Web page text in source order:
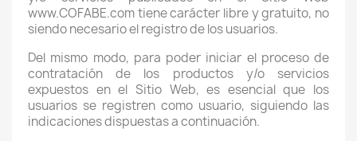
www.COFABE.com tiene carácter libre y gratuito, no
siendo necesario el registro de los usuarios.
Del mismo modo, para poder iniciar el proceso de
contratación de los productos y/o servicios
expuestos en el Sitio Web, es esencial que los
usuarios se registren como usuario, siguiendo las
indicaciones dispuestas a continuación.